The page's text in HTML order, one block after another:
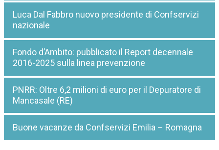
Luca Dal Fabbro nuovo presidente di Confservizi
nazionale
Fondo d’Ambito: pubblicato il Report decennale
2016-2025 sulla linea prevenzione
PNRR: Oltre 6,2 milioni di euro per il Depuratore di
Mancasale (RE)
Buone vacanze da Confservizi Emilia – Romagna